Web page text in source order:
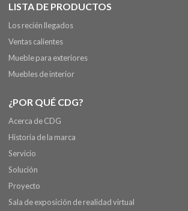
LISTA DE PRODUCTOS
Los recién llegados
Ventas calientes
Mueble para exteriores
Muebles de interior
¿POR QUÉ CDG?
Acerca de CDG
Historia de la marca
Servicio
Solución
Proyecto
Sala de exposición de realidad virtual